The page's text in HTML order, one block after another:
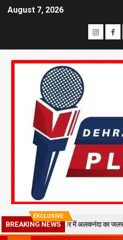
August 7, 2026
EXCLUSIVE
BREAKING NEWS
मलबा, श्रीनगर में अलकनंदा का जलस्तर खतरे से